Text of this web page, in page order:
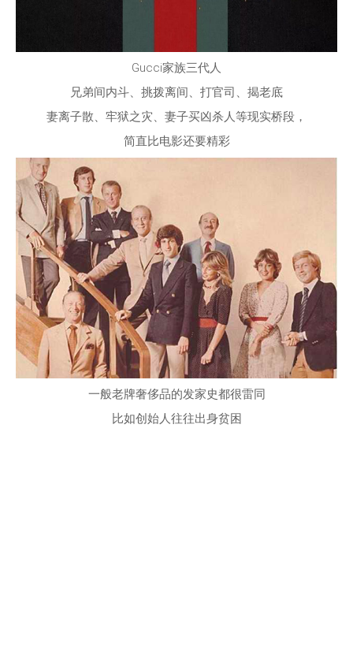
Gucci家族三代人
兄弟间内斗、挑拨离间、打官司、揭老底
妻离子散、牢狱之灾、妻子买凶杀人等现实桥段，
简直比电影还要精彩
一般老牌奢侈品的发家史都很雷同
比如创始人往往出身贫困